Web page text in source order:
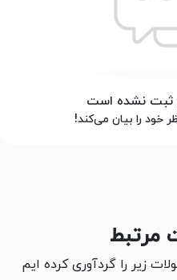
ثبت نشده است
خود را بیان می‌کند!
مرتبط
زیر را گردآوری کرده ایم